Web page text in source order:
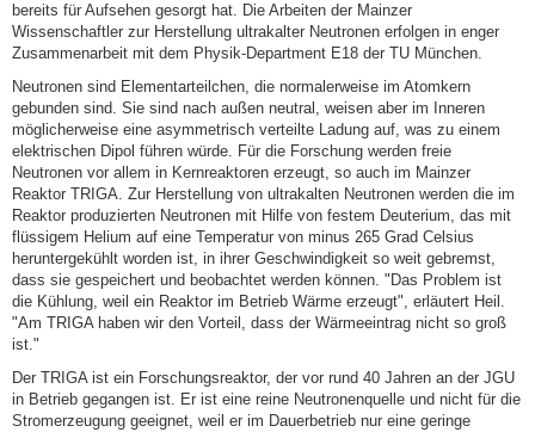
bereits für Aufsehen gesorgt hat. Die Arbeiten der Mainzer
Wissenschaftler zur Herstellung ultrakalter Neutronen erfolgen in enger
Zusammenarbeit mit dem Physik-Department E18 der TU München.
Neutronen sind Elementarteilchen, die normalerweise im Atomkern
gebunden sind. Sie sind nach außen neutral, weisen aber im Inneren
möglicherweise eine asymmetrisch verteilte Ladung auf, was zu einem
elektrischen Dipol führen würde. Für die Forschung werden freie
Neutronen vor allem in Kernreaktoren erzeugt, so auch im Mainzer
Reaktor TRIGA. Zur Herstellung von ultrakalten Neutronen werden die im
Reaktor produzierten Neutronen mit Hilfe von festem Deuterium, das mit
flüssigem Helium auf eine Temperatur von minus 265 Grad Celsius
heruntergekühlt worden ist, in ihrer Geschwindigkeit so weit gebremst,
dass sie gespeichert und beobachtet werden können. "Das Problem ist
die Kühlung, weil ein Reaktor im Betrieb Wärme erzeugt", erläutert Heil.
"Am TRIGA haben wir den Vorteil, dass der Wärmeeintrag nicht so groß
ist."
Der TRIGA ist ein Forschungsreaktor, der vor rund 40 Jahren an der JGU
in Betrieb gegangen ist. Er ist eine reine Neutronenquelle und nicht für die
Stromerzeugung geeignet, weil er im Dauerbetrieb nur eine geringe